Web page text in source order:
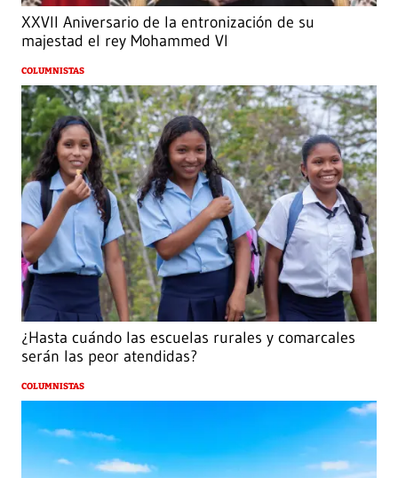
XXVII Aniversario de la entronización de su
majestad el rey Mohammed VI
COLUMNISTAS
¿Hasta cuándo las escuelas rurales y comarcales
serán las peor atendidas?
COLUMNISTAS